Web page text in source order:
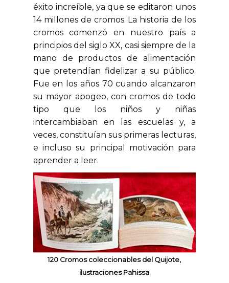
éxito increíble, ya que se editaron unos
14 millones de cromos. La historia de los
cromos comenzó en nuestro país a
principios del siglo XX, casi siempre de la
mano de productos de alimentación
que pretendían fidelizar a su público.
Fue en los años 70 cuando alcanzaron
su mayor apogeo, con cromos de todo
tipo que los niños y niñas
intercambiaban en las escuelas y, a
veces, constituían sus primeras lecturas,
e incluso su principal motivación para
aprender a leer.
120 Cromos coleccionables del Quijote,
ilustraciones Pahissa